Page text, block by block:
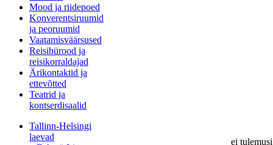
Mood ja riidepoed
Konverentsiruumid
ja peoruumid
Vaatamisväärsused
Reisibürood ja
reisikorraldajad
Ärikontaktid ja
ettevõtted
Teatrid ja
kontserdisaalid
Tallinn-Helsingi
laevad
ei